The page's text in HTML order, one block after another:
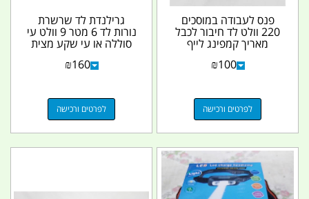
פנס לעבודה במוסכים
220 וולט לד חיבור לכבל
מאריך קמפינג לייף
₪100
לפרטים ורכישה
גרילנדת לד שרשרת
נורות לד 6 מטר 9 וולט עי
סוללה או עי שקע מצית
המחיר כולל סוללה...
₪160
לפרטים ורכישה